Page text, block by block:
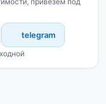
telegram